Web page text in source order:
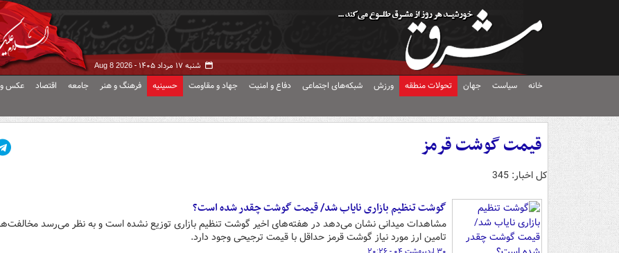
شنبه ۱۷ مرداد ۱۴۰۵ - Aug 8 2026
خانه سیاست جهان تحولات منطقه ورزش شبکه‌های اجتماعی دفاع و امنیت جهاد و مقاومت حسینیه فرهنگ و هنر جامعه اقتصاد عکس و
قیمت گوشت قرمز
کل اخبار: 345
گوشت تنظیم بازاری نایاب شد/ قیمت گوشت چقدر شده است؟
مشاهدات میدانی نشان می‌دهد در هفته‌های اخیر گوشت‌ تنظیم بازاری توزیع نشده است و به نظر می‌رسد
تامین ارز مورد نیاز گوشت قرمز حداقل با قیمت ترجیحی وجود دارد.